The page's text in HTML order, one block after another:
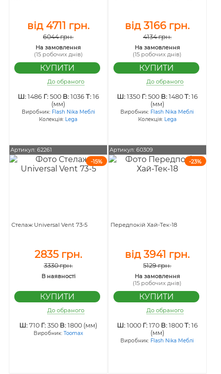
від 4711 грн.
6044 грн.
На замовлення
(15 робочих днів)
До обраного
Ш: 1486Г: 500В: 1036Т: 16
(мм)
Виробник: Flash Nika Меблі
Колекція: Lega
від 3166 грн.
4134 грн.
На замовлення
(15 робочих днів)
До обраного
Ш: 1350Г: 500В: 1480Т: 16
(мм)
Виробник: Flash Nika Меблі
Колекція: Lega
Артикул: 62261
-15%
Стелаж Universal Vent 73-5
2835 грн.
3330 грн.
В наявності
До обраного
Ш:710 Г:350 В:1800 (мм)
Виробник:Toomax
Артикул: 60309
-23%
Передпокій Хай-Тек-18
від 3941 грн.
5129 грн.
На замовлення
(15 робочих днів)
До обраного
Ш: 1000Г: 170В: 1800Т: 16
(мм)
Виробник: Flash Nika Меблі